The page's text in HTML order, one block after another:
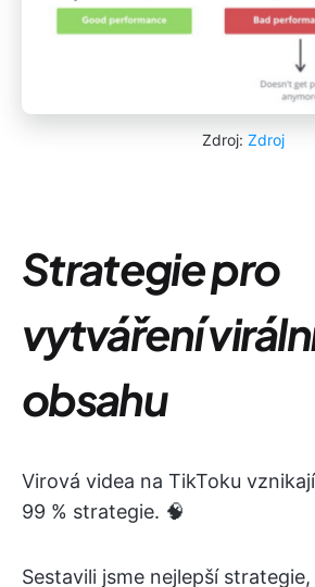
Zdroj: Zdroj
Strategie pro
vytváření
obsahu
Virová videa na TikToku
99 % strategie. 🧠
Sestavili jsme nejlepší